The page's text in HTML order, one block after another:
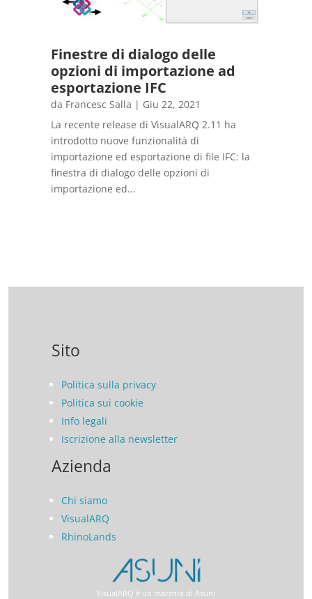
Finestre di dialogo delle
opzioni di importazione ad
esportazione IFC
da Francesc Salla | Giu 22, 2021
La recente release di VisualARQ 2.11 ha
introdotto nuove funzionalità di
importazione ed esportazione di file IFC: la
finestra di dialogo delle opzioni di
importazione ed...
Sito
Politica sulla privacy
Politica sui cookie
Info legali
Iscrizione alla newsletter
Azienda
Chi siamo
VisualARQ
RhinoLands
VisualARQ è un marchio di Asuni